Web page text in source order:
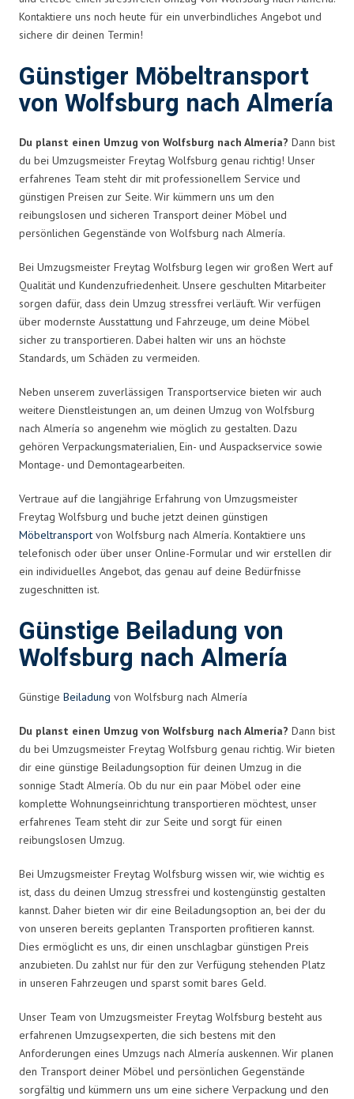
Kontaktiere uns noch heute für ein unverbindliches Angebot und
sichere dir deinen Termin!
Günstiger Möbeltransport
von Wolfsburg nach Almería
Du planst einen Umzug von Wolfsburg nach Almería? Dann bist
du bei Umzugsmeister Freytag Wolfsburg genau richtig! Unser
erfahrenes Team steht dir mit professionellem Service und
günstigen Preisen zur Seite. Wir kümmern uns um den
reibungslosen und sicheren Transport deiner Möbel und
persönlichen Gegenstände von Wolfsburg nach Almería.
Bei Umzugsmeister Freytag Wolfsburg legen wir großen Wert auf
Qualität und Kundenzufriedenheit. Unsere geschulten Mitarbeiter
sorgen dafür, dass dein Umzug stressfrei verläuft. Wir verfügen
über modernste Ausstattung und Fahrzeuge, um deine Möbel
sicher zu transportieren. Dabei halten wir uns an höchste
Standards, um Schäden zu vermeiden.
Neben unserem zuverlässigen Transportservice bieten wir auch
weitere Dienstleistungen an, um deinen Umzug von Wolfsburg
nach Almería so angenehm wie möglich zu gestalten. Dazu
gehören Verpackungsmaterialien, Ein- und Auspackservice sowie
Montage- und Demontagearbeiten.
Vertraue auf die langjährige Erfahrung von Umzugsmeister
Freytag Wolfsburg und buche jetzt deinen günstigen
Möbeltransport von Wolfsburg nach Almería. Kontaktiere uns
telefonisch oder über unser Online-Formular und wir erstellen dir
ein individuelles Angebot, das genau auf deine Bedürfnisse
zugeschnitten ist.
Günstige Beiladung von
Wolfsburg nach Almería
Günstige Beiladung von Wolfsburg nach Almería
Du planst einen Umzug von Wolfsburg nach Almería? Dann bist
du bei Umzugsmeister Freytag Wolfsburg genau richtig. Wir bieten
dir eine günstige Beiladungsoption für deinen Umzug in die
sonnige Stadt Almería. Ob du nur ein paar Möbel oder eine
komplette Wohnungseinrichtung transportieren möchtest, unser
erfahrenes Team steht dir zur Seite und sorgt für einen
reibungslosen Umzug.
Bei Umzugsmeister Freytag Wolfsburg wissen wir, wie wichtig es
ist, dass du deinen Umzug stressfrei und kostengünstig gestalten
kannst. Daher bieten wir dir eine Beiladungsoption an, bei der du
von unseren bereits geplanten Transporten profitieren kannst.
Dies ermöglicht es uns, dir einen unschlagbar günstigen Preis
anzubieten. Du zahlst nur für den zur Verfügung stehenden Platz
in unseren Fahrzeugen und sparst somit bares Geld.
Unser Team von Umzugsmeister Freytag Wolfsburg besteht aus
erfahrenen Umzugsexperten, die sich bestens mit den
Anforderungen eines Umzugs nach Almería auskennen. Wir planen
den Transport deiner Möbel und persönlichen Gegenstände
sorgfältig und kümmern uns um eine sichere Verpackung und den